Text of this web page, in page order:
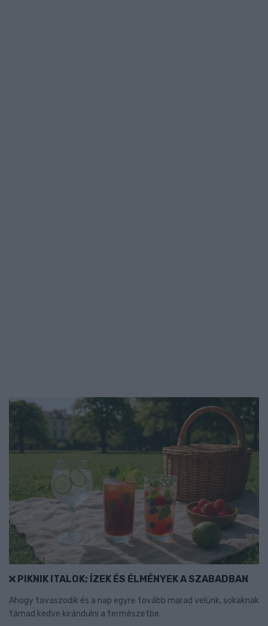
PIKNIK ITALOK: ÍZEK ÉS ÉLMÉNYEK A SZABADBAN
Ahogy tavaszodik és a nap egyre tovább marad velünk, sokaknak
támad kedve kirándulni a természetbe.